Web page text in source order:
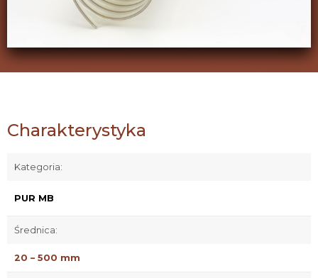
Charakterystyka
Kategoria:
PUR MB
Średnica:
20 – 500 mm